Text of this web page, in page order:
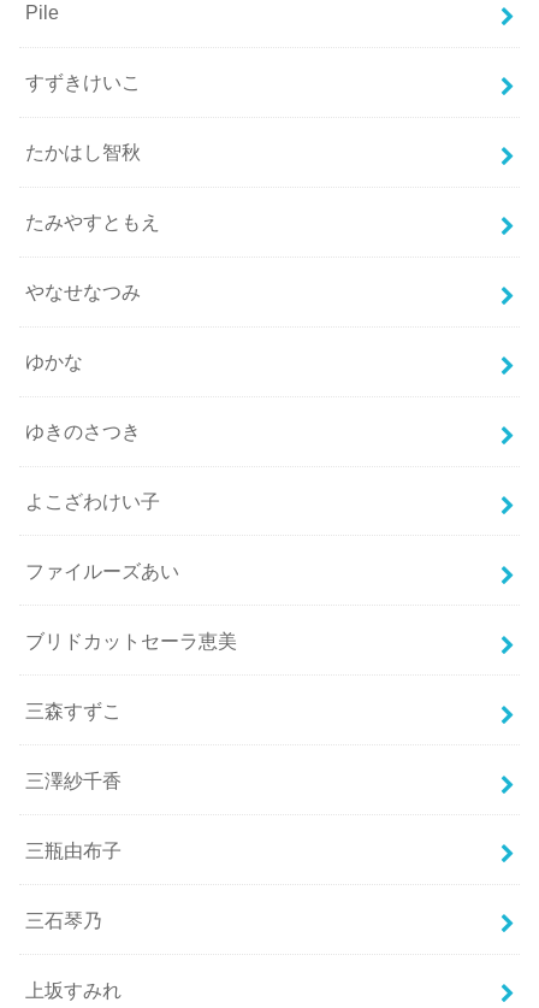
Pile
すずきけいこ
たかはし智秋
たみやすともえ
やなせなつみ
ゆかな
ゆきのさつき
よこざわけい子
ファイルーズあい
ブリドカットセーラ恵美
三森すずこ
三澤紗千香
三瓶由布子
三石琴乃
上坂すみれ